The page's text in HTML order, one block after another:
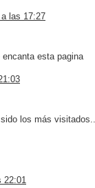
las 17:27
esta pagina
los más
22:01